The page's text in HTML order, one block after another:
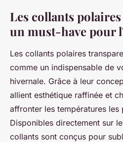
Les collants
un must-have pour
Les collants polaires
comme un indispensable de
hivernale. Grâce à leur
allient esthétique raffinée et
affronter les températures les
Disponibles directement sur le
collants sont conçus pour